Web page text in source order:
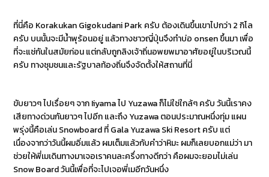
ที่นี่คือ Korakukan Gigokudani Park ครับ ต้องเดินขึ้นเขาไปกว่า 2 กิโล
ครับ บนนั้นจะมีน้ำพุร้อนอยู่ แล้วทางชาวญี่ปุ่นจึงทำบ่อ onsen ขึ้นมา เพื่อ
ที่จะแช่กันในสมัยก่อน แต่กลับถูกลิงเจ้าถิ่นอพยพมาอาศัยอยู่ในบริเวณนี้
ครับ ทางชุมชนและรัฐบาลท้องถิ่นจึงจัดตั้งให้สถานที่นี่
ขับยาวๆ ไปเรื่อยๆ จาก Iiyama ไป Yuzawa ก็ไม่ใช่ใกล้ๆ ครับ วันนี้เราคง
เสียทางด่วนกันยาวๆ ไปอีก และถึง Yuzawa ตอนประมาณหนึ่งทุ่ม แผน
พรุ่งนี้คือเล่น Snowboard ที่ Gala Yuzawa Ski Resort ครับ แต่
เนื่องจากว่าวันนี้ผมอิ่มแล้ว ผมเต็มแล้วกับคำว่าหิมะ ผมก็เลยบอกแม่ว่า มา
ช่วยให้พี่เมเดินทางมาเจอเราคนละครึ่งทางดีกว่า คือผมจะยอมไม่เล่น
Snow Board วันนี้เพื่อที่จะไปเจอพี่เมอีกวันหนึ่ง